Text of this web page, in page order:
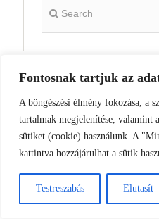
Fontosnak tartjuk az
A böngészési élmény fokozása, a
tartalmak megjelenítése, valamint
sütiket (cookie) használunk. A
kattintva hozzájárulhat a sütik
Testreszabás Elutasít
postafiókodba